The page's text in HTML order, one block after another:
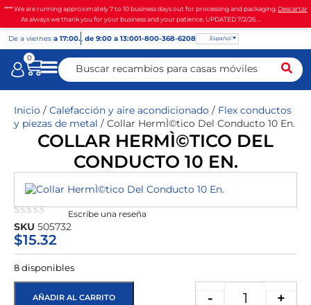
**** We are running approximately 7 to 10 business days out for processing and packaging.
As always we thank you for your business and your patience. UPDATED 7/2/26 ...
Descartar
De a viernes a 17:00., de 9:00 a 13:001-800-368-6208 Español
0
Inicio / Calefacción y aire acondicionado / Flex conductos
y piezas de metal / Collar HermÌ©tico Del Conducto 10 En.
COLLAR HERMÌ©TICO DEL
CONDUCTO 10 EN.
★★★★★
Escribe una reseña
SKU 505732
$15.32
8 disponibles
- +
AÑADIR AL CARRITO